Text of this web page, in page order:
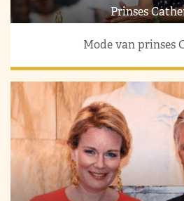
Prinses
Mode van prinses